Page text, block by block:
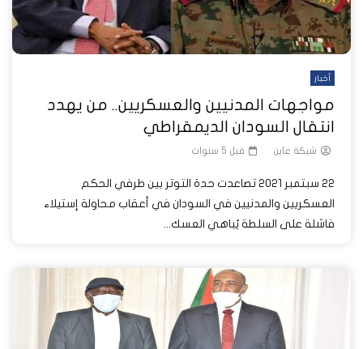
أخبار
مواجهات المدنيين والعسكريين.. من يهدد
انتقال السودان الديمقراطي
شبكة عاين قبل 5 سنوات
22 سبتمبر 2021 تصاعدت حدة التوتر بين طرفي الحكم
العسكريين والمدنيين في السودان في أعقاب محاولة إستيلاء
فاشلة على السلطة يُباهي العسك...